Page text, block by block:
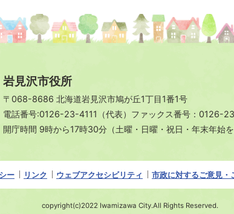
岩見沢市役所
〒068-8686 北海道岩見沢市鳩が丘1丁目1番1号
電話番号:0126-23-4111（代表）ファックス番号：0126-
開庁時間 9時から17時30分（土曜・日曜・祝日・年末年始を
ー リンク ウェブアクセシビリティ 市政に対するご意見・
copyright(c)2022 Iwamizawa City.All Rights Reserved.